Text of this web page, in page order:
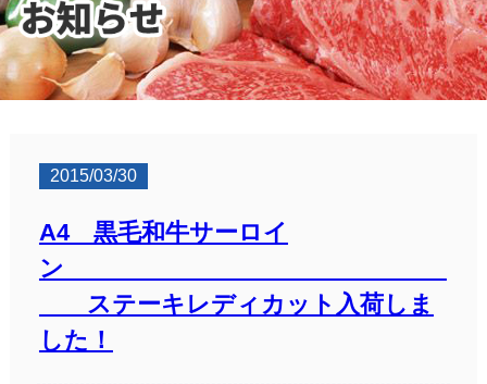
2015/03/30
A4 黒毛和牛サーロイ
ン
ステーキレディカット入荷しま
した！